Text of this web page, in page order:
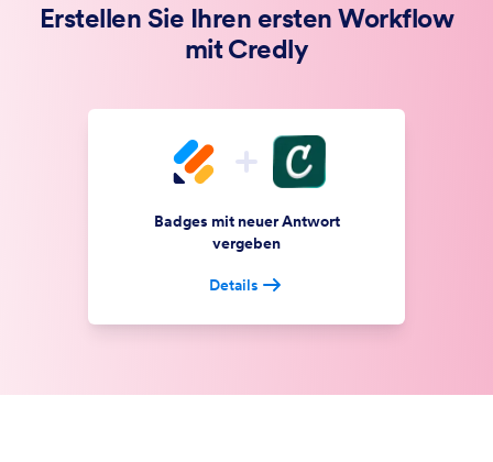
Erstellen Sie Ihren ersten Workflow
mit Credly
Badges mit neuer Antwort
vergeben
Details